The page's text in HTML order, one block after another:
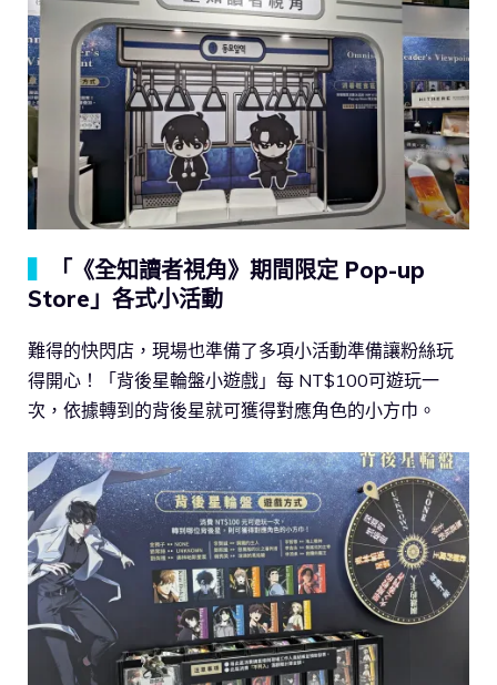
「《全知讀者視角》期間限定 Pop-up
Store」各式小活動
難得的快閃店，現場也準備了多項小活動準備讓粉絲玩
得開心！「背後星輪盤小遊戲」每 NT$100可遊玩一
次，依據轉到的背後星就可獲得對應角色的小方巾。